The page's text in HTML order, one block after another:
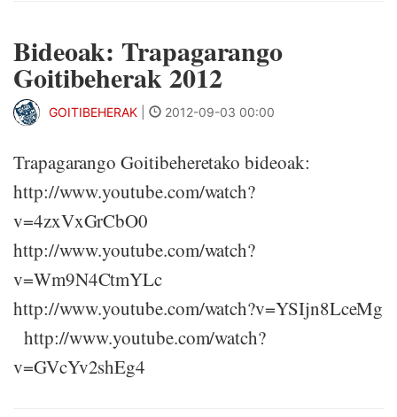
Bideoak: Trapagarango
Goitibeherak 2012
GOITIBEHERAK 2012-09-03 00:00
Trapagarango Goitibeheretako bideoak:
http://www.youtube.com/watch?
v=4zxVxGrCbO0
http://www.youtube.com/watch?
v=Wm9N4CtmYLc
http://www.youtube.com/watch?v=YSIjn8LceMg
http://www.youtube.com/watch?
v=GVcYv2shEg4